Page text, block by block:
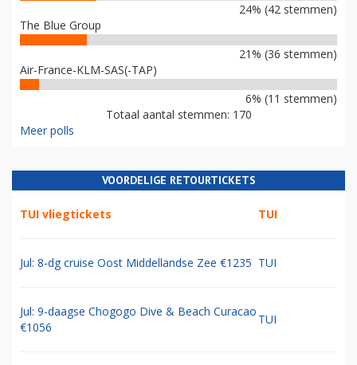
24% (42 stemmen)
The Blue Group
21% (36 stemmen)
Air-France-KLM-SAS(-TAP)
6% (11 stemmen)
Totaal aantal stemmen: 170
Meer polls
VOORDELIGE RETOURTICKETS
TUI vliegtickets TUI
Jul: 8-dg cruise Oost Middellandse Zee €1235 TUI
Jul: 9-daagse Chogogo Dive & Beach Curacao
€1056
TUI